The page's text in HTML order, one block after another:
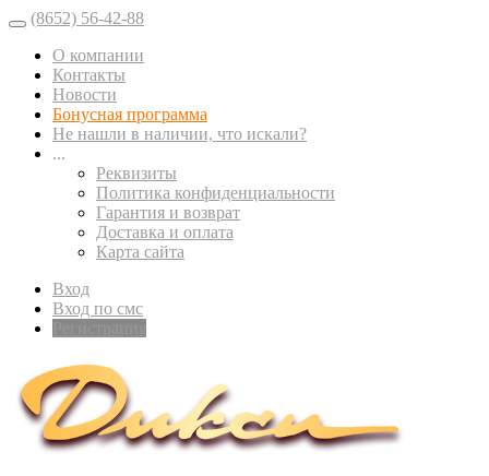
(8652) 56-42-88
О компании
Контакты
Новости
Бонусная программа
Не нашли в наличии, что искали?
...
Реквизиты
Политика конфиденциальности
Гарантия и возврат
Доставка и оплата
Карта сайта
Вход
Вход по смс